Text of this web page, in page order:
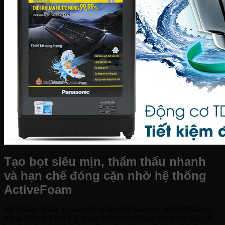
Tạo bọt siêu mịn, thẩm thấu nhanh
và hạn chế đóng cặn nhờ hệ thống
ActiveFoam